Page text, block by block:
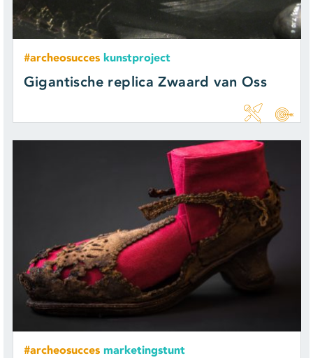
#archeosucces kunstproject
Gigantische replica Zwaard van Oss
#archeosucces marketingstunt